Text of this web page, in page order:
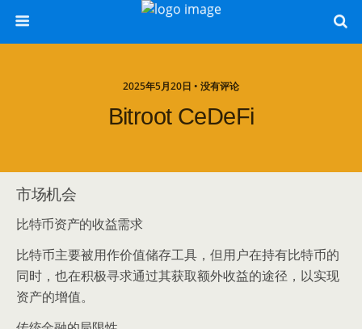
2025年5月20日 • 没有评论
Bitroot CeDeFi
市场机会
比特币资产的收益需求
比特币主要被用作价值储存工具，但用户在持有比特币的
同时，也在积极寻求通过其获取额外收益的途径，以实现
资产的增值。